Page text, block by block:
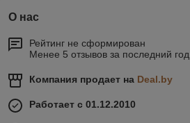
О нас
Рейтинг не сформирован
Менее 5 отзывов за последний год
Компания продает на Deal.by
Работает с 01.12.2010